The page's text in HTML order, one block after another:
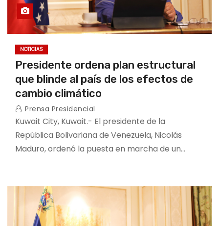
NOTICIAS
Presidente ordena plan estructural
que blinde al país de los efectos de
cambio climático
Prensa Presidencial
Kuwait City, Kuwait.- El presidente de la
República Bolivariana de Venezuela, Nicolás
Maduro, ordenó la puesta en marcha de un…